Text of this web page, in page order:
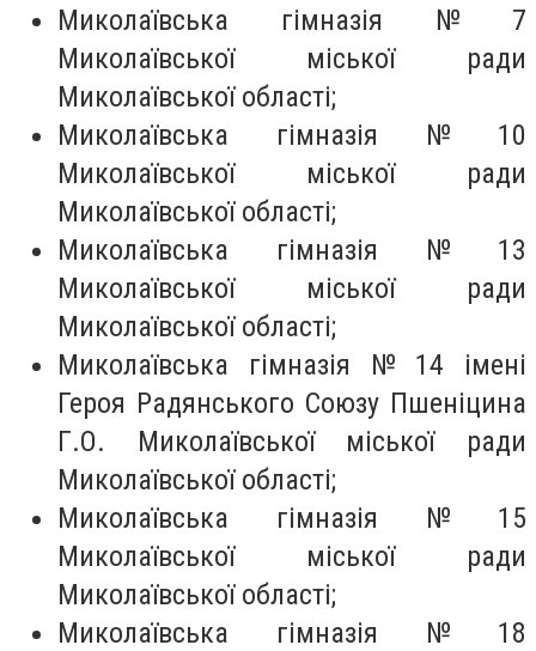
Миколаївська гімназія № 7
Миколаївської міської ради
Миколаївської області;
Миколаївська гімназія № 10
Миколаївської міської ради
Миколаївської області;
Миколаївська гімназія № 13
Миколаївської міської ради
Миколаївської області;
Миколаївська гімназія № 14 імені
Героя Радянського Союзу Пшеніцина
Г.О. Миколаївської міської ради
Миколаївської області;
Миколаївська гімназія № 15
Миколаївської міської ради
Миколаївської області;
Миколаївська гімназія № 18